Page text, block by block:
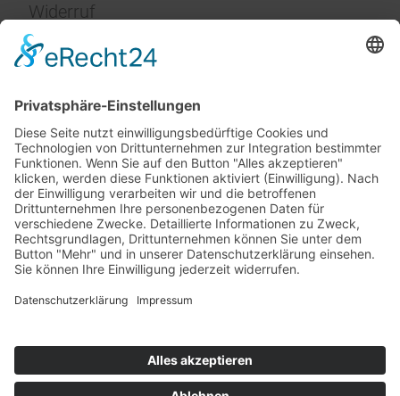
Widerruf
Impressum
Service
FAQ
Zahlungsarten